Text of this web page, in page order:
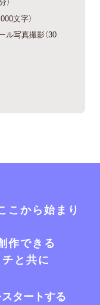
文字）
ル写真撮影（30
こから始まり
作できる
と共に
タートする